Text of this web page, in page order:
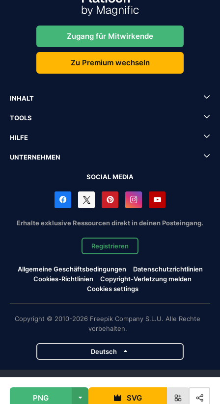
PNG SVG
Zugang für Mitwirkende
Zu Premium wechseln
INHALT
TOOLS
HILFE
UNTERNEHMEN
SOCIAL MEDIA
Erhalte exklusive Ressourcen direkt in deinen Posteingang.
Registrieren
Allgemeine Geschäftsbedingungen
Datenschutzrichtlinien
Cookies-Richtlinien
Copyright-Verletzung melden
Cookies settings
Copyright © 2010-2026 Freepik Company S.L.U. Alle Rechte
vorbehalten.
Deutsch